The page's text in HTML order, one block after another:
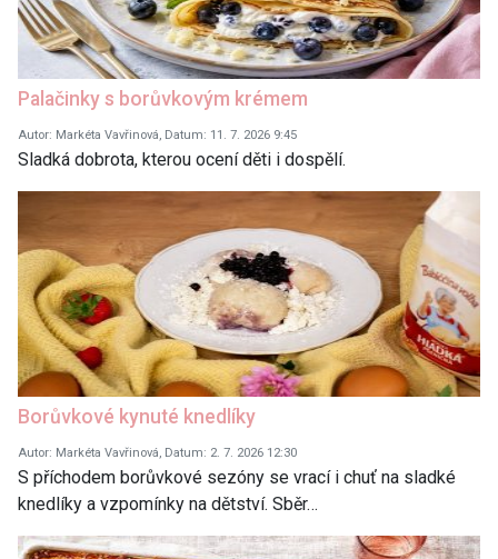
Palačinky s borůvkovým krémem
Autor: Markéta Vavřinová, Datum: 11. 7. 2026 9:45
Sladká dobrota, kterou ocení děti i dospělí.
Borůvkové kynuté knedlíky
Autor: Markéta Vavřinová, Datum: 2. 7. 2026 12:30
S příchodem borůvkové sezóny se vrací i chuť na sladké
knedlíky a vzpomínky na dětství. Sběr…